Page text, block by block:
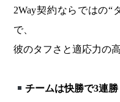
2Way契約ならではの“
で、
彼のタフさと適応力の
チームは快勝で3連勝